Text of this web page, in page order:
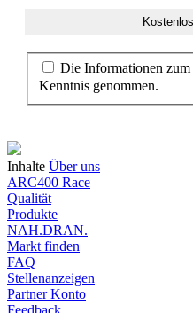
Die Informationen zum
Kenntnis genommen.
Inhalte Über uns
ARC400 Race
Qualität
Produkte
NAH.DRAN.
Markt finden
FAQ
Stellenanzeigen
Partner Konto